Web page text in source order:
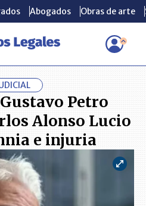
Abogados Obras de arte
Gustavo Petro denuncia a
Abogados Obras de arte
Petro
Alonso Lucio
e injuria